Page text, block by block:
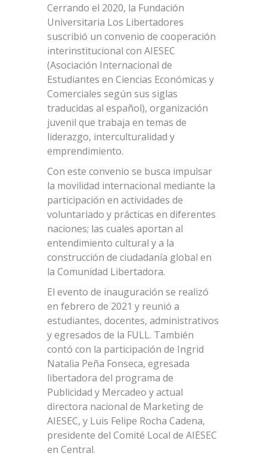
Cerrando el 2020, la Fundación
Universitaria Los Libertadores
suscribió un convenio de cooperación
interinstitucional con AIESEC
(Asociación Internacional de
Estudiantes en Ciencias Económicas y
Comerciales según sus siglas
traducidas al español), organización
juvenil que trabaja en temas de
liderazgo, interculturalidad y
emprendimiento.
Con este convenio se busca impulsar
la movilidad internacional mediante la
participación en actividades de
voluntariado y prácticas en diferentes
naciones; las cuales aportan al
entendimiento cultural y a la
construcción de ciudadanía global en
la Comunidad Libertadora.
El evento de inauguración se realizó
en febrero de 2021 y reunió a
estudiantes, docentes, administrativos
y egresados de la FULL. También
contó con la participación de Ingrid
Natalia Peña Fonseca, egresada
libertadora del programa de
Publicidad y Mercadeo y actual
directora nacional de Marketing de
AIESEC, y Luis Felipe Rocha Cadena,
presidente del Comité Local de AIESEC
en Central.